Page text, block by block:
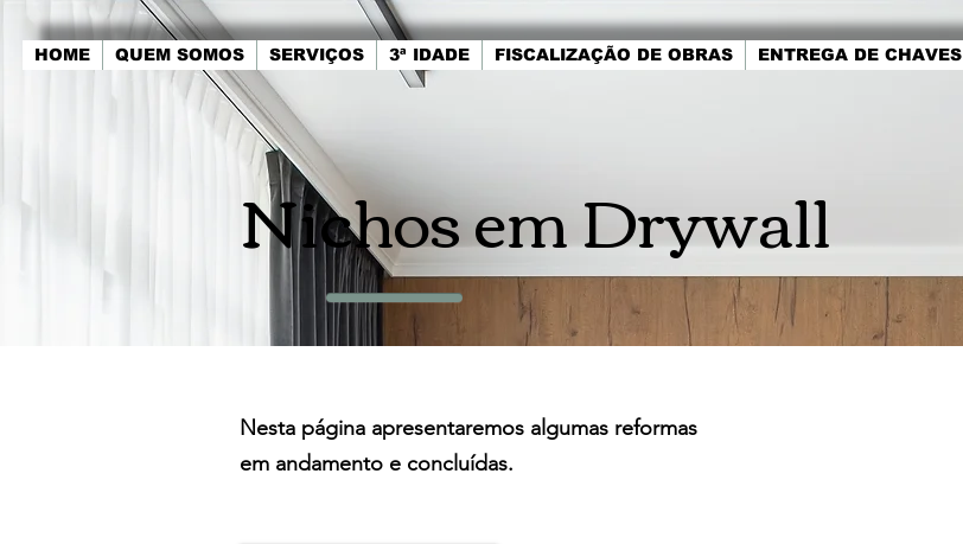
HOME QUEM SOMOS SERVIÇOS 3ª IDADE FISCALIZAÇÃO DE OBRAS ENTREGA DE CHAVES
Nichos em Drywall
Nesta página apresentaremos algumas reformas
em andamento e concluídas.